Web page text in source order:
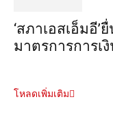
‘สภาเอสเอ็มอี
มาตรการการเงิ
โหลดเพิ่มเติม